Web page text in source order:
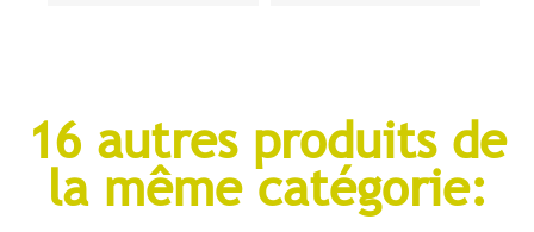
16 autres produits de
la même catégorie: